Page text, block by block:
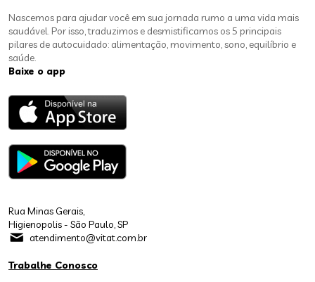
Nascemos para ajudar você em sua jornada rumo a uma vida mais
saudável. Por isso, traduzimos e desmistificamos os 5 principais
pilares de autocuidado: alimentação, movimento, sono, equilíbrio e
saúde.
Baixe o app
Rua Minas Gerais,
Higienopolis - São Paulo, SP
atendimento@vitat.com.br
Trabalhe Conosco